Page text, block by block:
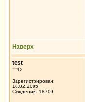
Наверх
test
一心
Зарегистрирован:
18.02.2005
Суждений: 18709